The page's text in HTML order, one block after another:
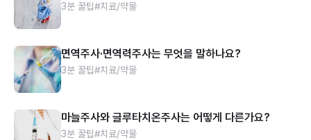
3분 꿀팁#치료/약물
면역주사·면역력주사는 무엇을 말하나요?
3분 꿀팁#치료/약물
마늘주사와 글루타치온주사는 어떻게 다른가요?
3분 꿀팁#치료/약물